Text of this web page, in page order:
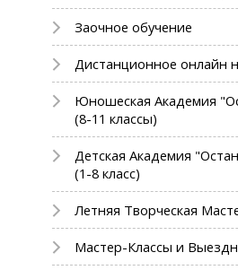
Заочное обучение
Дистанционное онлайн
Юношеская Академия
(8-11 классы)
Детская Академия
(1-8 класс)
Летняя Творческая
Мастер-Классы и